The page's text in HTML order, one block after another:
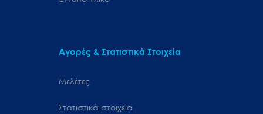
Αγορές & Στατιστικά Στοιχεία
Μελέτες
Στατιστικά στοιχεία